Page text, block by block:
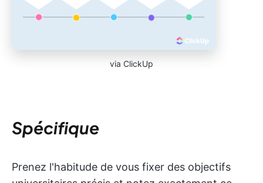
via ClickUp
Spécifique
Prenez l'habitude de vous fixer des objectifs